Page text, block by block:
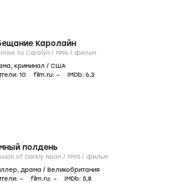
Каролайн
Promise to Carolyn / 1996 / фильм
, криминал / США
10 film.ru: – IMDb: 6,3
полдень
Passion of Darkly Noon / 1995 / фильм
, драма / Великобритания
– film.ru: – IMDb: 5,8